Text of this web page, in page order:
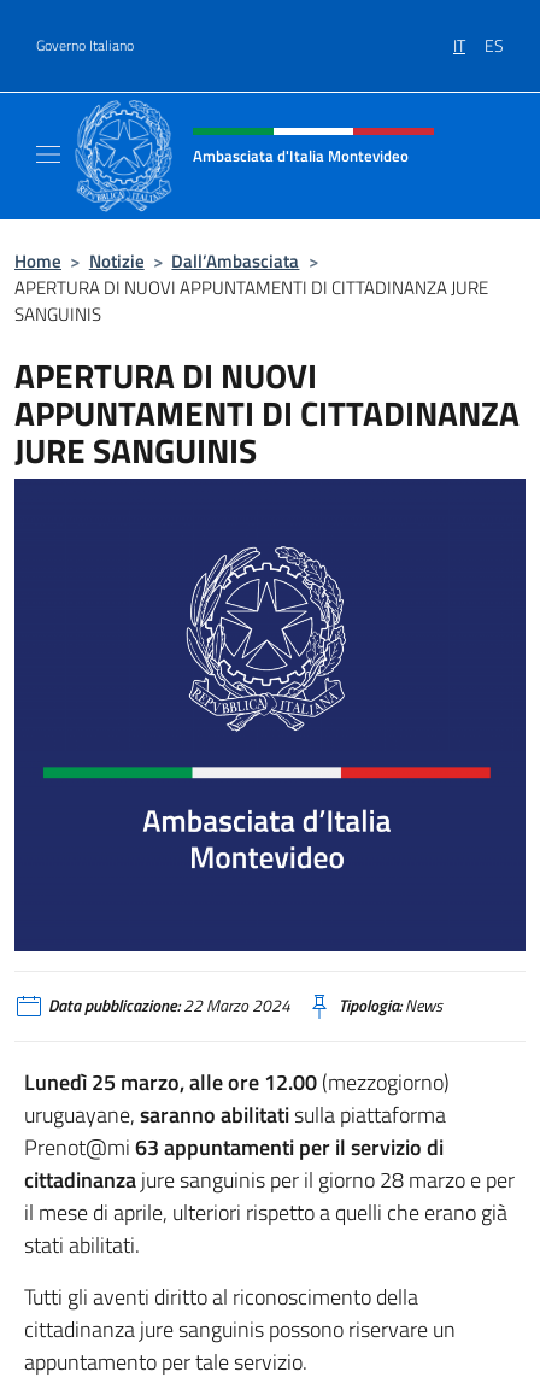
Governo Italiano IT ES
Intestazione sito, social e menù
Ambasciata d'Italia Montevideo
Home > Notizie > Dall’Ambasciata >
APERTURA DI NUOVI APPUNTAMENTI DI CITTADINANZA JURE
SANGUINIS
APERTURA DI NUOVI
APPUNTAMENTI DI CITTADINANZA
JURE SANGUINIS
Data pubblicazione:22 Marzo 2024 Tipologia:News
Lunedì 25 marzo, alle ore 12.00(mezzogiorno)
uruguayane,saranno abilitatisulla piattaforma
Prenot@mi63 appuntamenti per il servizio di
cittadinanzajure sanguinis per il giorno 28 marzo e per
il mese di aprile, ulteriori rispetto a quelli che erano già
stati abilitati.
Tutti gli aventi diritto al riconoscimento della
cittadinanza jure sanguinis possono riservare un
appuntamento per tale servizio.